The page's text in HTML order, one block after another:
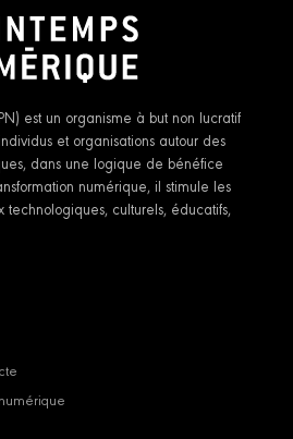
est un organisme à but non lucratif
et organisations autour des
dans une logique de bénéfice
numérique, il stimule les
technologiques, culturels, éducatifs,